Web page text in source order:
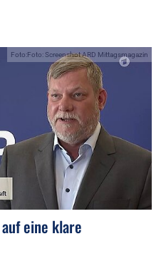
Foto:Foto: Screenshot ARD Mittagsmagazin
eine klare